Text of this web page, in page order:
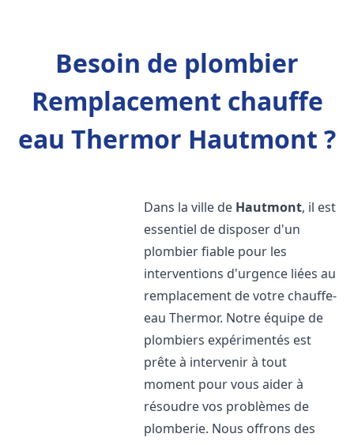
Besoin de plombier
Remplacement chauffe
eau Thermor Hautmont ?
Dans la ville de Hautmont, il est
essentiel de disposer d'un
plombier fiable pour les
interventions d'urgence liées au
remplacement de votre chauffe-
eau Thermor. Notre équipe de
plombiers expérimentés est
prête à intervenir à tout
moment pour vous aider à
résoudre vos problèmes de
plomberie. Nous offrons des